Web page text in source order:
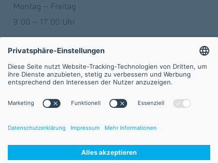
Montag – Freitag
9:00 – 17:00 Uhr
Newsletter
Werden Sie Teil des Netzwerks mit dem Newsletter